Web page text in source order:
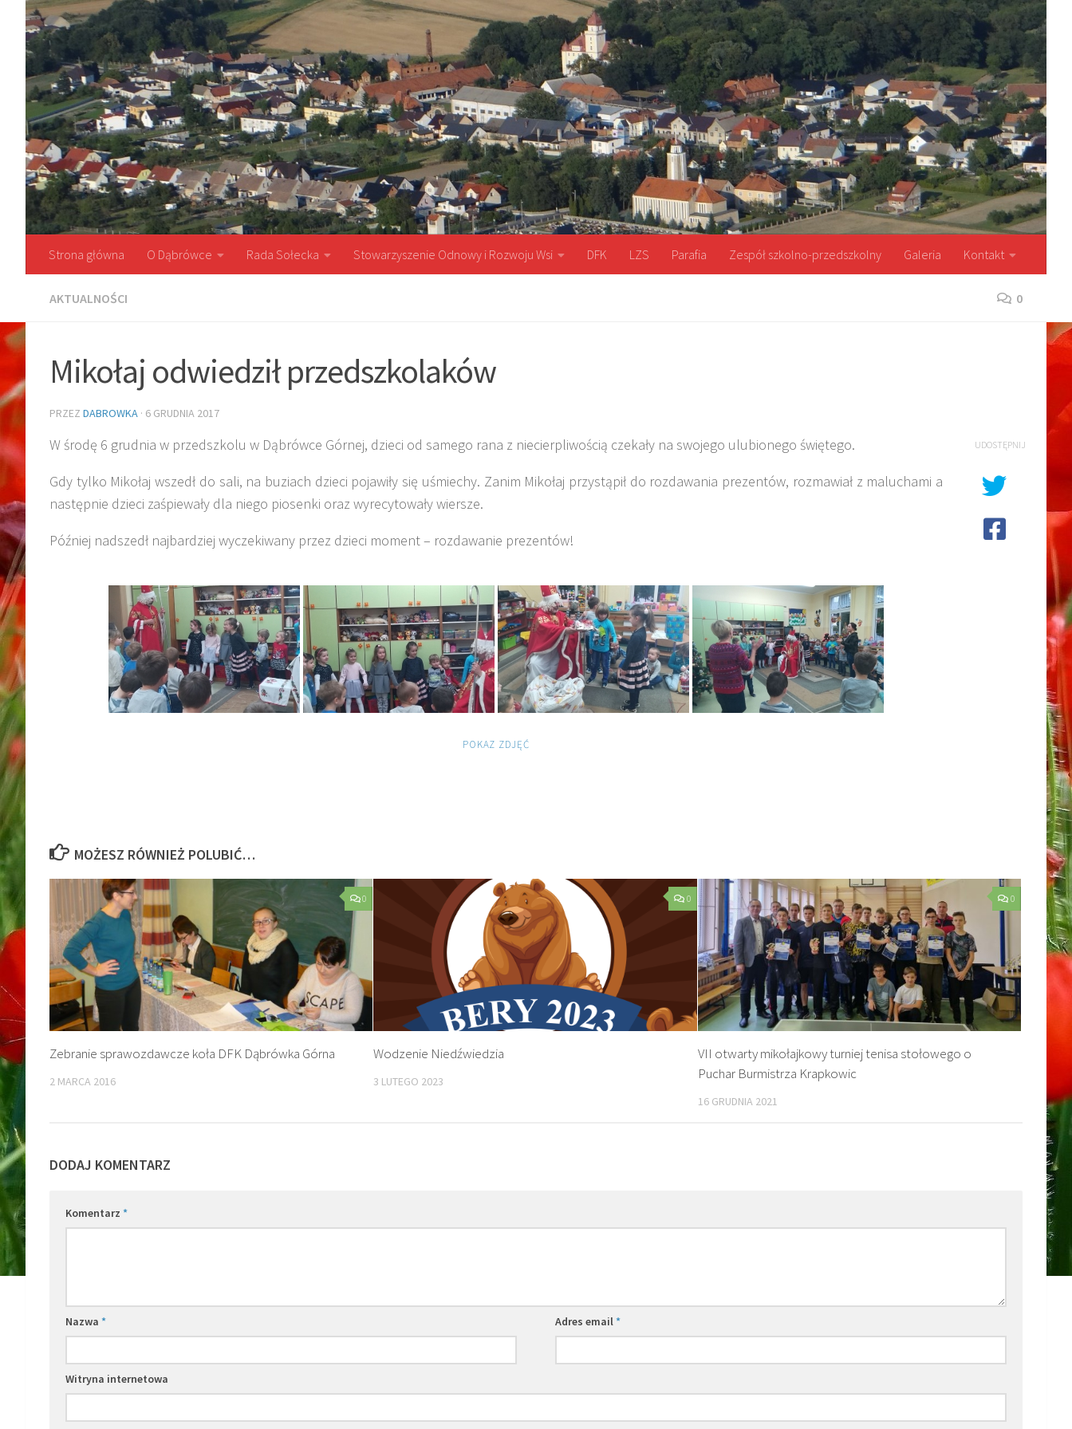
Przejdź do treści
Strona główna O Dąbrówce Rada Sołecka Stowarzyszenie Odnowy i Rozwoju Wsi DFK LZS Parafia Zespół szkolno-przedszkolny Galeria Kontakt
AKTUALNOŚCI 0
Mikołaj odwiedził przedszkolaków
PRZEZ DABROWKA · 6 GRUDNIA 2017
W środę 6 grudnia w przedszkolu w Dąbrówce Górnej, dzieci od samego rana z niecierpliwością czekały na swojego ulubionego świętego.
Gdy tylko Mikołaj wszedł do sali, na buziach dzieci pojawiły się uśmiechy. Zanim Mikołaj przystąpił do rozdawania prezentów, rozmawiał z maluchami a
następnie dzieci zaśpiewały dla niego piosenki oraz wyrecytowały wiersze.
Później nadszedł najbardziej wyczekiwany przez dzieci moment – rozdawanie prezentów!
POKAZ ZDJĘĆ
UDOSTĘPNIJ
MOŻESZ RÓWNIEŻ POLUBIĆ…
0
Zebranie sprawozdawcze koła DFK Dąbrówka Górna
2 MARCA 2016
0
Wodzenie Niedźwiedzia
3 LUTEGO 2023
0
VII otwarty mikołajkowy turniej tenisa stołowego o
Puchar Burmistrza Krapkowic
16 GRUDNIA 2021
DODAJ KOMENTARZ
Komentarz *
Nazwa * Adres email*
Witryna internetowa